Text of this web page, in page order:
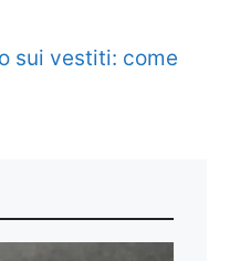
sui vestiti: come